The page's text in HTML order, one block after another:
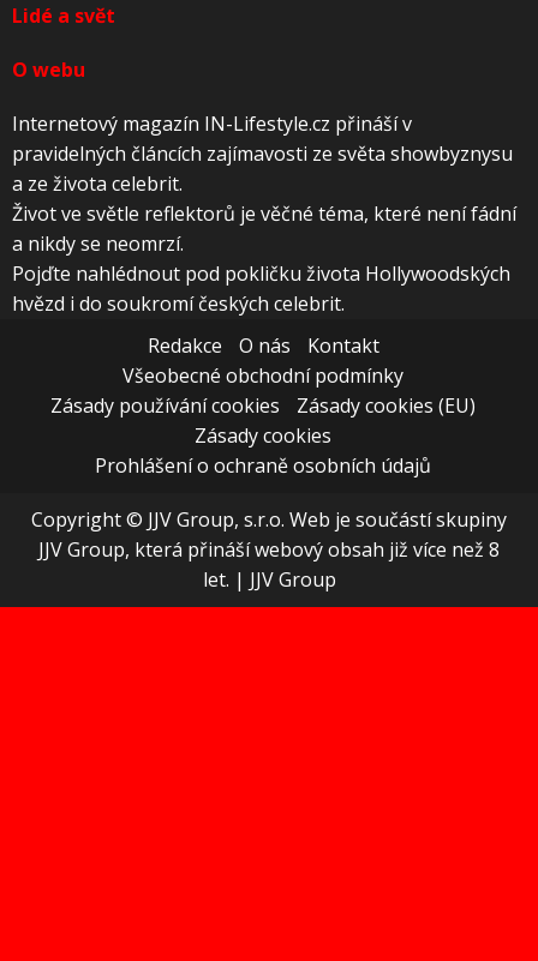
Lidé a svět
O webu
Internetový magazín IN-Lifestyle.cz přináší v
pravidelných článcích zajímavosti ze světa showbyznysu
a ze života celebrit.
Život ve světle reflektorů je věčné téma, které není fádní
a nikdy se neomrzí.
Pojďte nahlédnout pod pokličku života Hollywoodských
hvězd i do soukromí českých celebrit.
Redakce
O nás
Kontakt
Všeobecné obchodní podmínky
Zásady používání cookies
Zásady cookies (EU)
Zásady cookies
Prohlášení o ochraně osobních údajů
Copyright © JJV Group, s.r.o. Web je součástí skupiny
JJV Group, která přináší webový obsah již více než 8
let. | JJV Group